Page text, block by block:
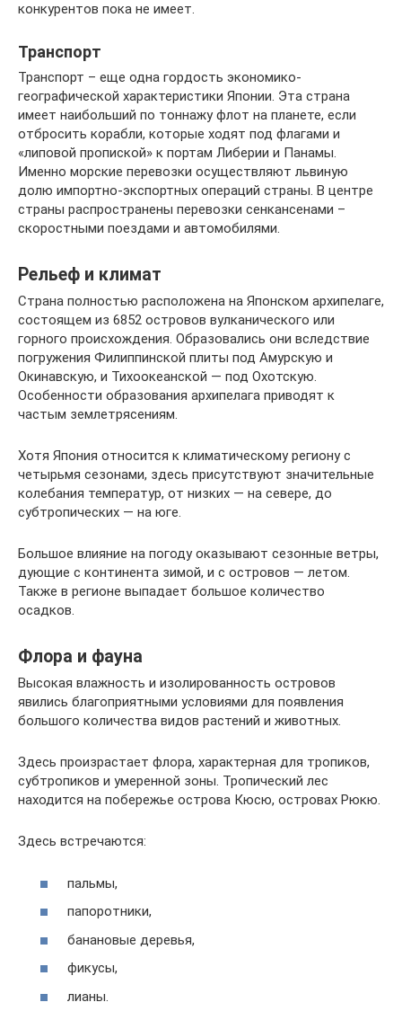
конкурентов пока не имеет.
Транспорт
Транспорт – еще одна гордость экономико-
географической характеристики Японии. Эта страна
имеет наибольший по тоннажу флот на планете, если
отбросить корабли, которые ходят под флагами и
«липовой пропиской» к портам Либерии и Панамы.
Именно морские перевозки осуществляют львиную
долю импортно-экспортных операций страны. В центре
страны распространены перевозки сенкансенами –
скоростными поездами и автомобилями.
Рельеф и климат
Страна полностью расположена на Японском архипелаге,
состоящем из 6852 островов вулканического или
горного происхождения. Образовались они вследствие
погружения Филиппинской плиты под Амурскую и
Окинавскую, и Тихоокеанской — под Охотскую.
Особенности образования архипелага приводят к
частым землетрясениям.
Хотя Япония относится к климатическому региону с
четырьмя сезонами, здесь присутствуют значительные
колебания температур, от низких — на севере, до
субтропических — на юге.
Большое влияние на погоду оказывают сезонные ветры,
дующие с континента зимой, и с островов — летом.
Также в регионе выпадает большое количество
осадков.
Флора и фауна
Высокая влажность и изолированность островов
явились благоприятными условиями для появления
большого количества видов растений и животных.
Здесь произрастает флора, характерная для тропиков,
субтропиков и умеренной зоны. Тропический лес
находится на побережье острова Кюсю, островах Рюкю.
Здесь встречаются:
пальмы,
папоротники,
банановые деревья,
фикусы,
лианы.